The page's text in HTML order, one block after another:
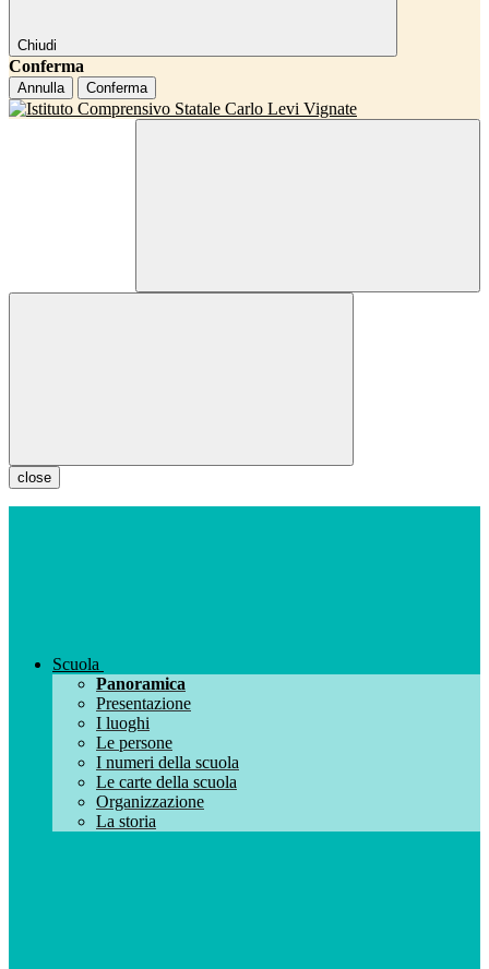
Chiudi
Conferma
Annulla Conferma
close
Scuola
Panoramica
Presentazione
I luoghi
Le persone
I numeri della scuola
Le carte della scuola
Organizzazione
La storia